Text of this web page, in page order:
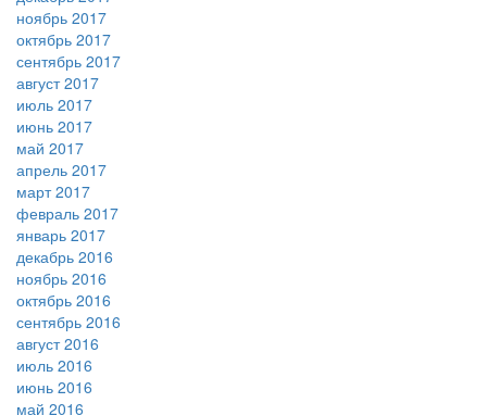
ноябрь 2017
октябрь 2017
сентябрь 2017
август 2017
июль 2017
июнь 2017
май 2017
апрель 2017
март 2017
февраль 2017
январь 2017
декабрь 2016
ноябрь 2016
октябрь 2016
сентябрь 2016
август 2016
июль 2016
июнь 2016
май 2016